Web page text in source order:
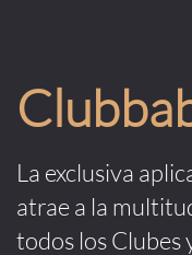
La exclusiva
atrae a la
todos los Clubes